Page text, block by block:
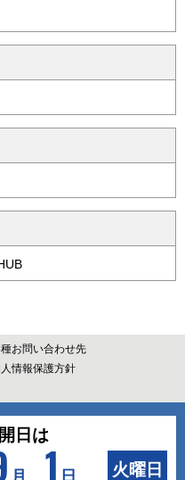
お問い合わせ先
情報保護方針
日は
1 火曜日